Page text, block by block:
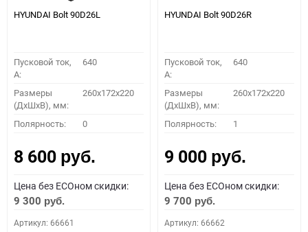
HYUNDAI Bolt 90D26L
Пусковой ток,
A:
640
Размеры
(ДхШхВ), мм:
260x172x220
Полярность: 0
8 600 руб.
Цена без ECOном скидки:
9 300 руб.
Артикул: 66661
HYUNDAI Bolt 90D26R
Пусковой ток,
A:
640
Размеры
(ДхШхВ), мм:
260x172x220
Полярность: 1
9 000 руб.
Цена без ECOном скидки:
9 700 руб.
Артикул: 66662